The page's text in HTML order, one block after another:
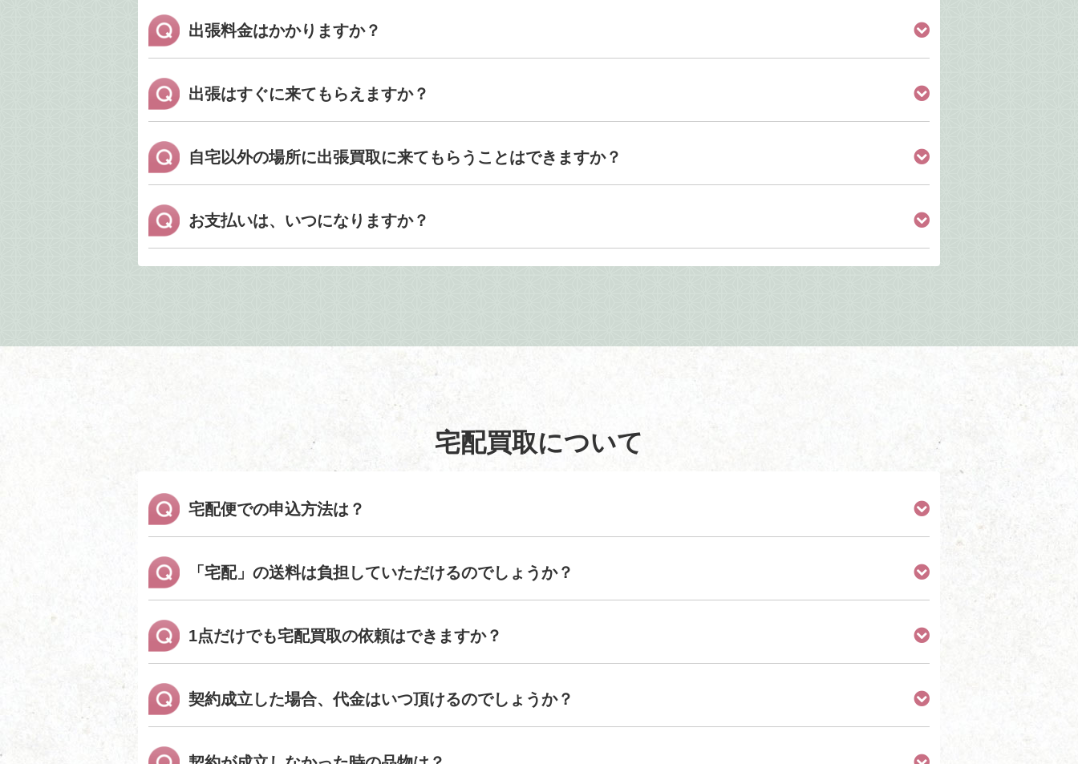
出張料金はかかりますか？
出張はすぐに来てもらえますか？
自宅以外の場所に出張買取に来てもらうことはできますか？
お支払いは、いつになりますか？
宅配買取について
宅配便での申込方法は？
「宅配」の送料は負担していただけるのでしょうか？
1点だけでも宅配買取の依頼はできますか？
契約成立した場合、代金はいつ頂けるのでしょうか？